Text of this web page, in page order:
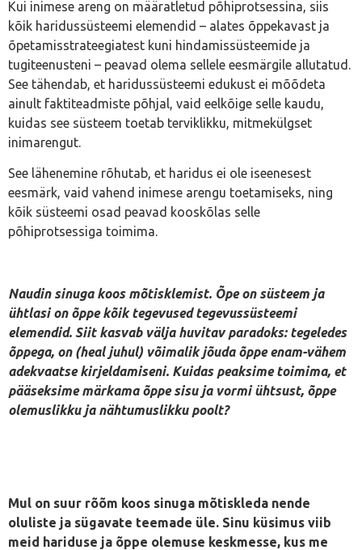
Kui inimese areng on määratletud põhiprotsessina, siis
kõik haridussüsteemi elemendid – alates õppekavast ja
õpetamisstrateegiatest kuni hindamissüsteemide ja
tugiteenusteni – peavad olema sellele eesmärgile allutatud.
See tähendab, et haridussüsteemi edukust ei mõõdeta
ainult faktiteadmiste põhjal, vaid eelkõige selle kaudu,
kuidas see süsteem toetab terviklikku, mitmekülgset
inimarengut.
See lähenemine rõhutab, et haridus ei ole iseenesest
eesmärk, vaid vahend inimese arengu toetamiseks, ning
kõik süsteemi osad peavad kooskõlas selle
põhiprotsessiga toimima.
Naudin sinuga koos mõtisklemist. Õpe on süsteem ja
ühtlasi on õppe kõik tegevused tegevussüsteemi
elemendid. Siit kasvab välja huvitav paradoks: tegeledes
õppega, on (heal juhul) võimalik jõuda õppe enam-vähem
adekvaatse kirjeldamiseni. Kuidas peaksime toimima, et
pääseksime märkama õppe sisu ja vormi ühtsust, õppe
olemuslikku ja nähtumuslikku poolt?
Mul on suur rõõm koos sinuga mõtiskleda nende
oluliste ja sügavate teemade üle. Sinu küsimus viib
meid hariduse ja õppe olemuse keskmesse, kus me